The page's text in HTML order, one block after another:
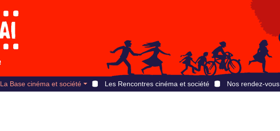
La Base cinéma et société Les Rencontres cinéma et société Nos rendez-vous